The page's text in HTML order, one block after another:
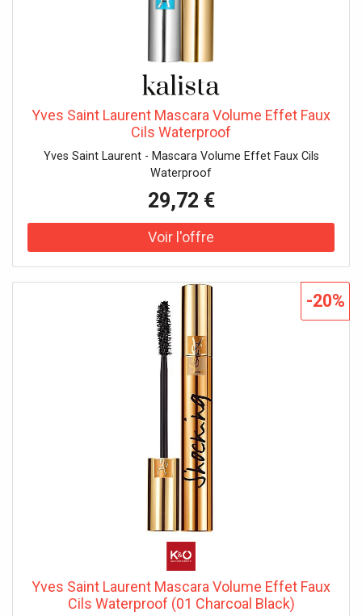
les cils inférieurs : Lors de l'application correcte du
mascara, veillez à appliquer également du mascara sur les
grand. Ici, cependant, il est préférable de tenir la brosse à
mascara verticalement et de n'appliquer le mascara que
sur les pointes des cils. Aucune précaution d'emploi
spécifique n'est nécessaire dans des conditions normales
ou raisonnablement prévisibles.
Yves Saint Laurent Mascara Volume Effet Faux
Cils Waterproof
Yves Saint Laurent - Mascara Volume Effet Faux Cils
Waterproof
29,72 €
Yves Saint Laurent Mascara Volume Effet Faux
Cils Waterproof (01 Charcoal Black)
-20%